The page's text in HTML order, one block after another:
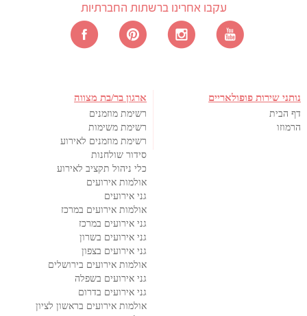
עקבו אחרינו ברשתות החברתיות
נותני שירות פופולאריים
דף הבית
הרמוזו
ארגון בר/בת מצווה
רשימת מוזמנים
רשימת משימות
רשימת מוזמנים לאירוע
סידור שולחנות
כלי ניהול תקציב לאירוע
אולמות אירועים
גני אירועים
אולמות אירועים במרכז
גני אירועים במרכז
גני אירועים בשרון
גני אירועים בצפון
אולמות אירועים בירושלים
גני אירועים בשפלה
גני אירועים בדרום
אולמות אירועים בראשון לציון